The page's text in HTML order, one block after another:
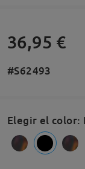
36,95 €
#S62493
Elegir el color: